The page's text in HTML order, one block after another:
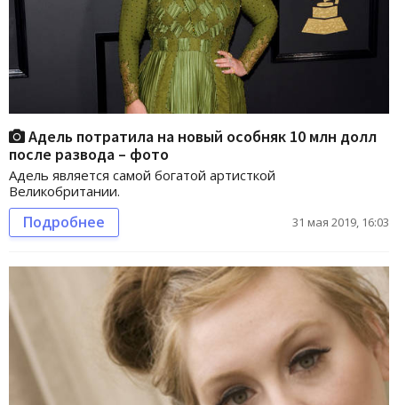
Адель потратила на новый особняк 10 млн долл
после развода – фото
Адель является самой богатой артисткой
Великобритании.
Подробнее 31 мая 2019, 16:03